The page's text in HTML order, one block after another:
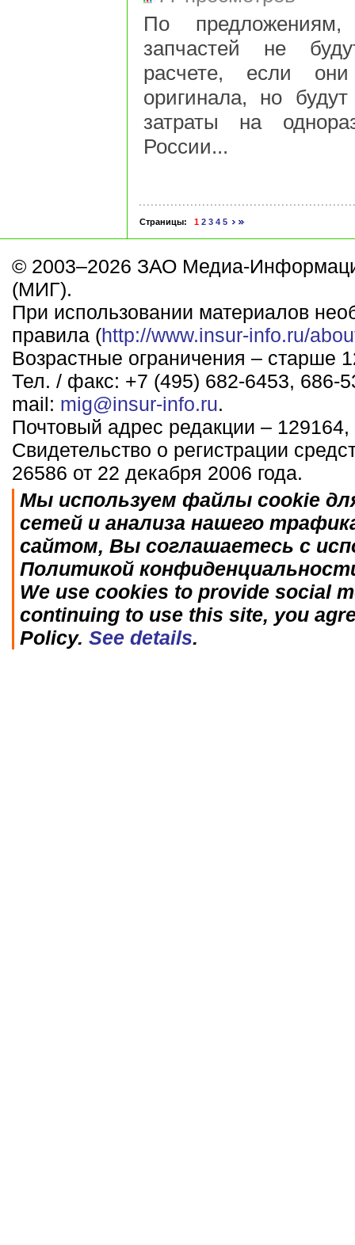
По
запчастей не
расчете, если
оригинала, но
затраты на
России...
Страницы: 1 2 3 4 5
© 2003–2026 ЗАО Медиа-
(МИГ).
При использовании материалов
правила (http://www.insur-info.ru/
Возрастные ограничения – старше
Тел. / факс: +7 (495) 682-6453, 686-
mail: mig@insur-info.ru.
Почтовый адрес редакции –
Свидетельство о регистрации
26586 от 22 декабря 2006 года.
Мы используем файлы cookie
сетей и анализа нашего
сайтом, Вы соглашаетесь с
Политикой
We use cookies to provide social
continuing to use this site, you
Policy. See details.